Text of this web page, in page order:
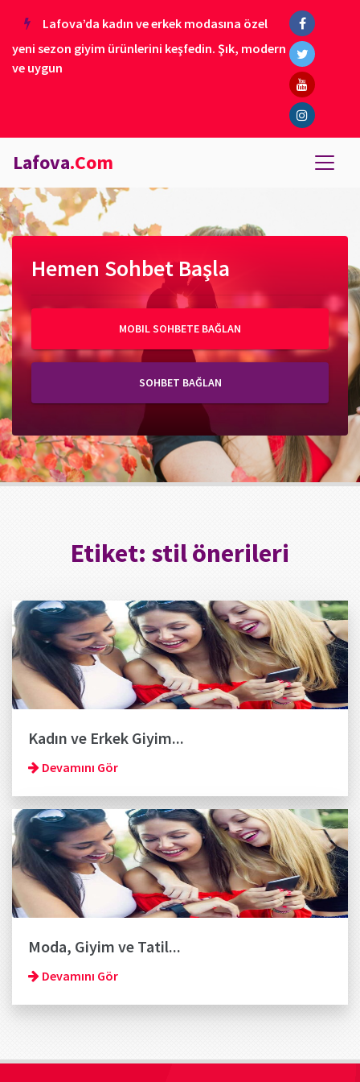
Lafova’da kadın ve erkek modasına özel
yeni sezon giyim ürünlerini keşfedin. Şık, modern
ve uygun
Lafova.Com
Hemen Sohbet Başla
MOBIL SOHBETE BAĞLAN
SOHBET BAĞLAN
Etiket: stil önerileri
Kadın ve Erkek Giyim...
Devamını Gör
Moda, Giyim ve Tatil...
Devamını Gör